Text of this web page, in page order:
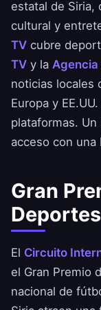
estatal de Siria,
cultural y
TV cubre
TV y la Agencia
noticias locales
Europa y
plataformas.
acceso con una
Gran
Deportes
El Circuito
el Gran Premio
nacional de